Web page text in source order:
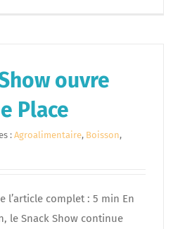
ouvre
Place
: Agroalimentaire, Boisson,
l’article complet : 5 min En
le Snack Show continue